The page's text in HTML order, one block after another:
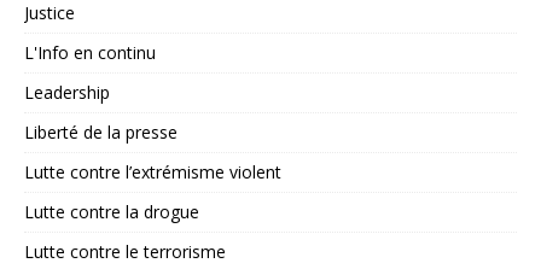
Justice
L'Info en continu
Leadership
Liberté de la presse
Lutte contre l’extrémisme violent
Lutte contre la drogue
Lutte contre le terrorisme